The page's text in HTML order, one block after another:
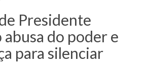
Presidente
abusa do poder e
para silenciar